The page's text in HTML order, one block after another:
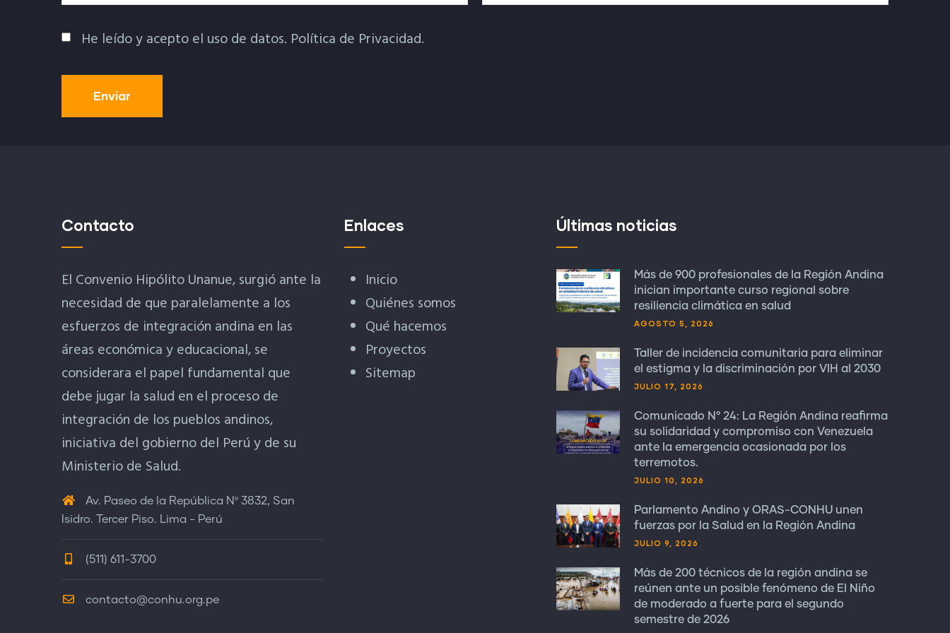
Política De Privacidad
He leído y acepto el uso de datos. Política de Privacidad.
Contacto
El Convenio Hipólito Unanue, surgió ante la
necesidad de que paralelamente a los
esfuerzos de integración andina en las
áreas económica y educacional, se
considerara el papel fundamental que
debe jugar la salud en el proceso de
integración de los pueblos andinos,
iniciativa del gobierno del Perú y de su
Ministerio de Salud.
Av. Paseo de la República Nº 3832, San
Isidro. Tercer Piso. Lima - Perú
(511) 611-3700
contacto@conhu.org.pe
Enlaces
Inicio
Quiénes somos
Qué hacemos
Proyectos
Sitemap
Últimas noticias
Más de 900 profesionales de la Región Andina
inician importante curso regional sobre
resiliencia climática en salud
AGOSTO 5, 2026
Taller de incidencia comunitaria para eliminar
el estigma y la discriminación por VIH al 2030
JULIO 17, 2026
Comunicado N° 24: La Región Andina reafirma
su solidaridad y compromiso con Venezuela
ante la emergencia ocasionada por los
terremotos.
JULIO 10, 2026
Parlamento Andino y ORAS-CONHU unen
fuerzas por la Salud en la Región Andina
JULIO 9, 2026
Más de 200 técnicos de la región andina se
reúnen ante un posible fenómeno de El Niño
de moderado a fuerte para el segundo
semestre de 2026